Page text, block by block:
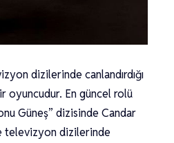
dizilerinde canlandırdığı
oyuncudur. En güncel rolü
Güneş” dizisinde Candar
televizyon dizilerinde